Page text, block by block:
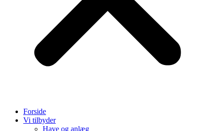
Forside
Vi tilbyder
Have og anlæg